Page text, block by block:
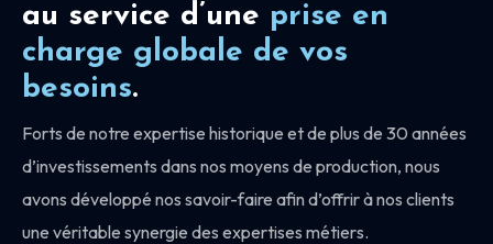
au service d’une prise en
charge globale de vos
besoins.
Forts de notre expertise historique et de plus de 30 années
d’investissements dans nos moyens de production, nous
avons développé nos savoir-faire afin d’offrir à nos clients
une véritable synergie des expertises métiers.